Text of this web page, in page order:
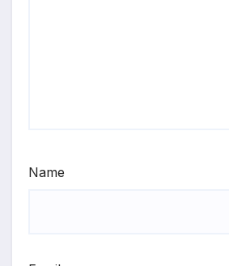
Name